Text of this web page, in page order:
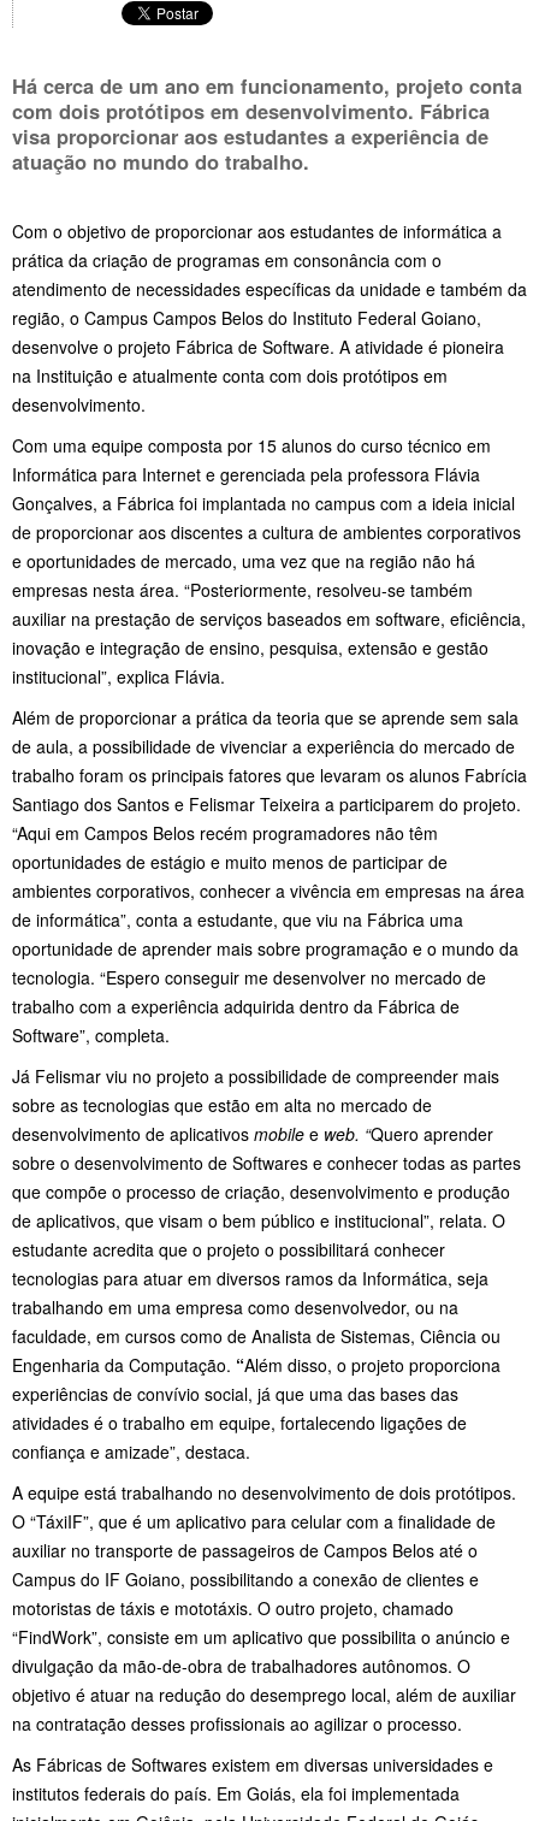
Há cerca de um ano em funcionamento, projeto conta
com dois protótipos em desenvolvimento. Fábrica
visa proporcionar aos estudantes a experiência de
atuação no mundo do trabalho.
Com o objetivo de proporcionar aos estudantes de informática a
prática da criação de programas em consonância com o
atendimento de necessidades específicas da unidade e também da
região, o Campus Campos Belos do Instituto Federal Goiano,
desenvolve o projeto Fábrica de Software. A atividade é pioneira
na Instituição e atualmente conta com dois protótipos em
desenvolvimento.
Com uma equipe composta por 15 alunos do curso técnico em
Informática para Internet e gerenciada pela professora Flávia
Gonçalves, a Fábrica foi implantada no campus com a ideia inicial
de proporcionar aos discentes a cultura de ambientes corporativos
e oportunidades de mercado, uma vez que na região não há
empresas nesta área. “Posteriormente, resolveu-se também
auxiliar na prestação de serviços baseados em software, eficiência,
inovação e integração de ensino, pesquisa, extensão e gestão
institucional”, explica Flávia.
Além de proporcionar a prática da teoria que se aprende sem sala
de aula, a possibilidade de vivenciar a experiência do mercado de
trabalho foram os principais fatores que levaram os alunos Fabrícia
Santiago dos Santos e Felismar Teixeira a participarem do projeto.
“Aqui em Campos Belos recém programadores não têm
oportunidades de estágio e muito menos de participar de
ambientes corporativos, conhecer a vivência em empresas na área
de informática”, conta a estudante, que viu na Fábrica uma
oportunidade de aprender mais sobre programação e o mundo da
tecnologia. “Espero conseguir me desenvolver no mercado de
trabalho com a experiência adquirida dentro da Fábrica de
Software”, completa.
Já Felismar viu no projeto a possibilidade de compreender mais
sobre as tecnologias que estão em alta no mercado de
desenvolvimento de aplicativos mobile e web. “Quero aprender
sobre o desenvolvimento de Softwares e conhecer todas as partes
que compõe o processo de criação, desenvolvimento e produção
de aplicativos, que visam o bem público e institucional”, relata. O
estudante acredita que o projeto o possibilitará conhecer
tecnologias para atuar em diversos ramos da Informática, seja
trabalhando em uma empresa como desenvolvedor, ou na
faculdade, em cursos como de Analista de Sistemas, Ciência ou
Engenharia da Computação. “Além disso, o projeto proporciona
experiências de convívio social, já que uma das bases das
atividades é o trabalho em equipe, fortalecendo ligações de
confiança e amizade”, destaca.
A equipe está trabalhando no desenvolvimento de dois protótipos.
O “TáxiIF”, que é um aplicativo para celular com a finalidade de
auxiliar no transporte de passageiros de Campos Belos até o
Campus do IF Goiano, possibilitando a conexão de clientes e
motoristas de táxis e mototáxis. O outro projeto, chamado
“FindWork”, consiste em um aplicativo que possibilita o anúncio e
divulgação da mão-de-obra de trabalhadores autônomos. O
objetivo é atuar na redução do desemprego local, além de auxiliar
na contratação desses profissionais ao agilizar o processo.
As Fábricas de Softwares existem em diversas universidades e
institutos federais do país. Em Goiás, ela foi implementada